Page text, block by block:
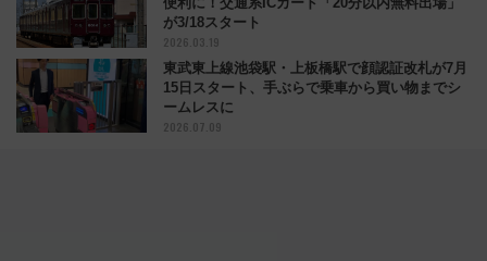
が3/18スタート
2026.03.19
東武東上線池袋駅・上板橋駅で顔認証改札が7月
15日スタート、手ぶらで乗車から買い物までシ
ームレスに
2026.07.09